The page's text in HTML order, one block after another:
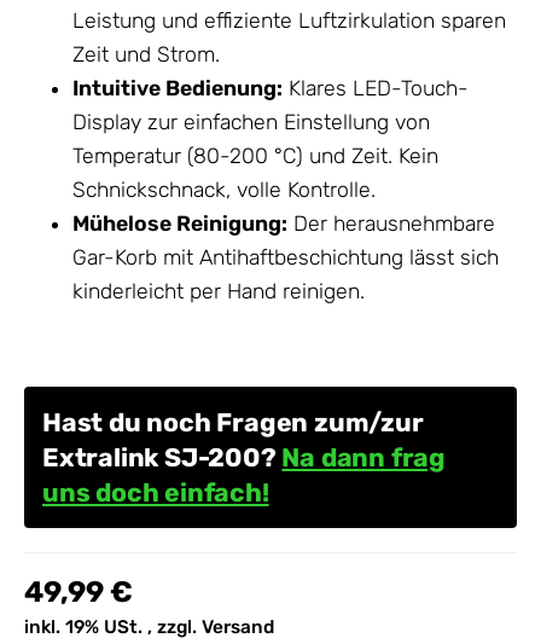
Leistung und effiziente Luftzirkulation sparen
Zeit und Strom.
Intuitive Bedienung: Klares LED-Touch-
Display zur einfachen Einstellung von
Temperatur (80-200 °C) und Zeit. Kein
Schnickschnack, volle Kontrolle.
Mühelose Reinigung: Der herausnehmbare
Gar-Korb mit Antihaftbeschichtung lässt sich
kinderleicht per Hand reinigen.
Hast du noch Fragen zum/zur
Extralink SJ-200? Na dann frag
uns doch einfach!
49,99 €
inkl. 19% USt. , zzgl. Versand